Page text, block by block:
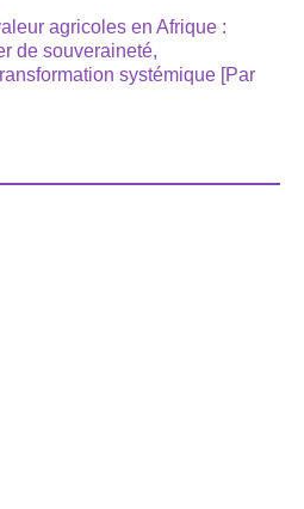
agricoles en Afrique :
de souveraineté,
systémique [Par